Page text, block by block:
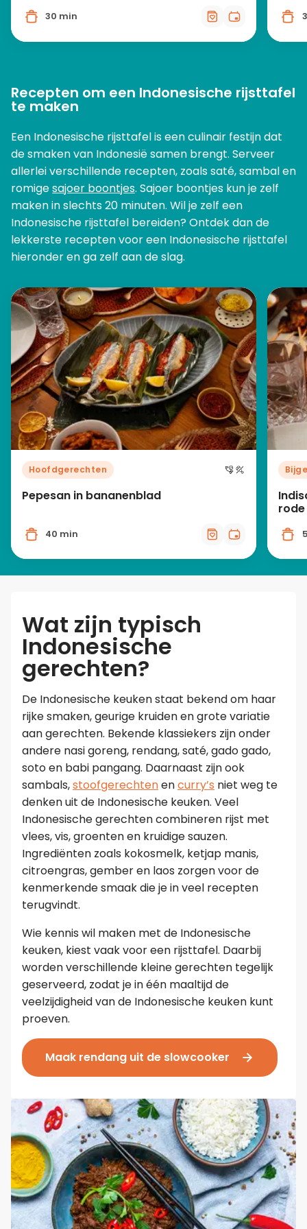
30 min
Recepten om een Indonesische rijsttafel
te maken
Een Indonesische rijsttafel is een culinair festijn dat
de smaken van Indonesië samen brengt. Serveer
allerlei verschillende recepten, zoals saté, sambal en
romigesajoer boontjes. Sajoer boontjes kun je zelf
maken in slechts 20 minuten. Wil je zelf een
Indonesische rijsttafel bereiden? Ontdek dan de
lekkerste recepten voor een Indonesische rijsttafel
hieronder en ga zelf aan de slag.
Hoofdgerechten
Pepesan in bananenblad
40 min
Wat zijn typisch
Indonesische
gerechten?
De Indonesische keuken staat bekend om haar
rijke smaken, geurige kruiden en grote variatie
aan gerechten. Bekende klassiekers zijn onder
andere nasi goreng, rendang, saté, gado gado,
soto en babi pangang. Daarnaast zijn ook
sambals,stoofgerechtenencurry’s niet weg te
denken uit de Indonesische keuken. Veel
Indonesische gerechten combineren rijst met
vlees, vis, groenten en kruidige sauzen.
Ingrediënten zoals kokosmelk, ketjap manis,
citroengras, gember en laos zorgen voor de
kenmerkende smaak die je in veel recepten
terugvindt.
Wie kennis wil maken met de Indonesische
keuken, kiest vaak voor een rijsttafel. Daarbij
worden verschillende kleine gerechten tegelijk
geserveerd, zodat je in één maaltijd de
veelzijdigheid van de Indonesische keuken kunt
proeven.
Maak rendang uit de slowcooker